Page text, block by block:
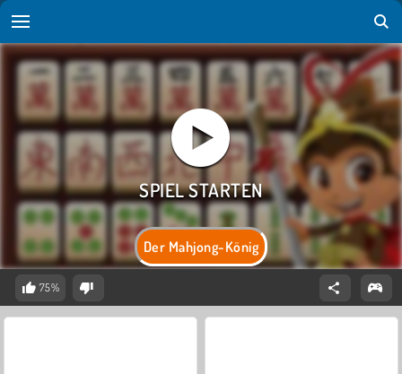
Der Mahjong-König
75%